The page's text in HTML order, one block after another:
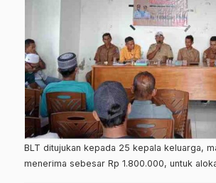
BLT ditujukan kepada 25 kepala keluarga,
menerima sebesar Rp 1.800.000, untuk